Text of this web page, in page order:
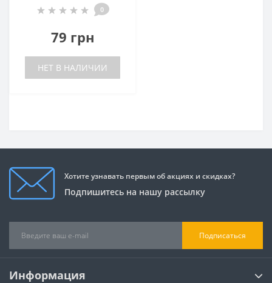
0
79 грн
НЕТ В НАЛИЧИИ
Хотите узнавать первым об акциях и скидках?
Подпишитесь на нашу рассылку
Подписаться
Информация